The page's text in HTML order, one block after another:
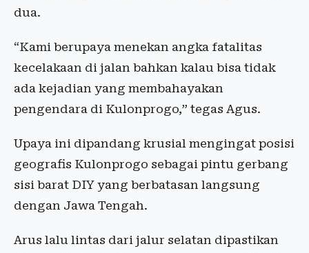
dua.
“Kami berupaya menekan angka fatalitas
kecelakaan di jalan bahkan kalau bisa tidak
ada kejadian yang membahayakan
pengendara di Kulonprogo,” tegas Agus.
Upaya ini dipandang krusial mengingat posisi
geografis Kulonprogo sebagai pintu gerbang
sisi barat DIY yang berbatasan langsung
dengan Jawa Tengah.
Arus lalu lintas dari jalur selatan dipastikan